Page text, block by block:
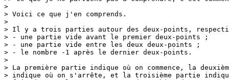
>
> Voici ce que j'en comprends.
>
> Il y a trois parties autour des deux-points,
> - une partie vide avant le premier deux-points ;
> - une partie vide entre les deux deux-points ;
> - le nombre -1 après le dernier deux-points.
>
> La première partie indique où on commence, la
> indique où on s'arrête, et la troisième partie